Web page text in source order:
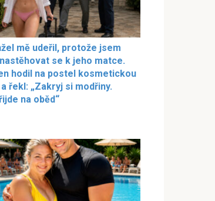
mě udeřil, protože jsem
se k jeho matce.
hodil na postel kosmetickou
řekl: „Zakryj si modřiny.
na oběd“